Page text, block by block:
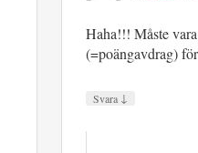
Haha!!! Måste
(=poängavdrag)
Svara ↓